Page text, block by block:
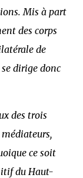
Mis à part
des corps
de
dirige donc
des trois
médiateurs,
ce soit
du Haut-